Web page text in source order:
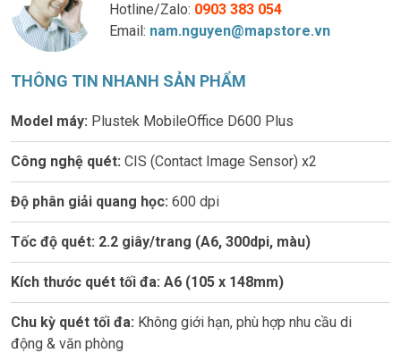
Hotline/Zalo: 0903 383 054
Email: nam.nguyen@mapstore.vn
THÔNG TIN NHANH SẢN PHẨM
Model máy: Plustek MobileOffice D600 Plus
Công nghệ quét: CIS (Contact Image Sensor) x2
Độ phân giải quang học: 600 dpi
Tốc độ quét: 2.2 giây/trang (A6, 300dpi, màu)
Kích thước quét tối đa: A6 (105 x 148mm)
Chu kỳ quét tối đa: Không giới hạn, phù hợp nhu cầu di
động & văn phòng